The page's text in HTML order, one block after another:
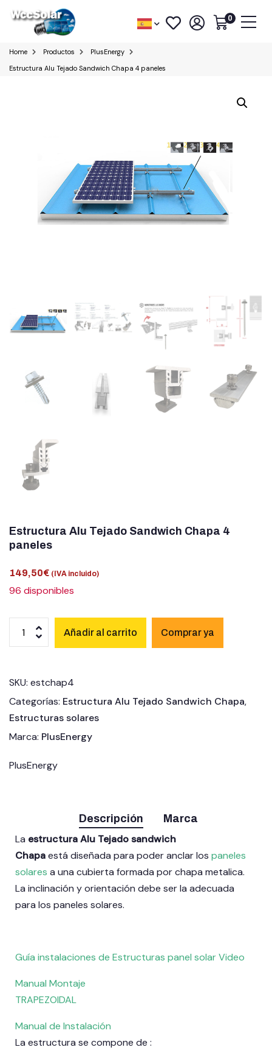
0
Home Productos
PlusEnergy
Estructura Alu Tejado Sandwich Chapa 4 paneles
Estructura Alu Tejado Sandwich Chapa 4
paneles
149,50€ (IVA incluido)
96 disponibles
Añadir al carrito
SKU: estchap4
Categorías: Estructura Alu Tejado Sandwich Chapa,
Estructuras solares
Marca: PlusEnergy
PlusEnergy
Descripción Marca
La estructura Alu Tejado sandwich
Chapaestá diseñada para poder anclar los paneles
solares a una cubierta formada por chapa metalica.
La inclinación y orientación debe ser la adecuada
para los paneles solares.
Guía instalaciones de Estructuras panel solar Video
Manual Montaje
TRAPEZOIDAL
Manual de Instalación
La estructura se compone de :